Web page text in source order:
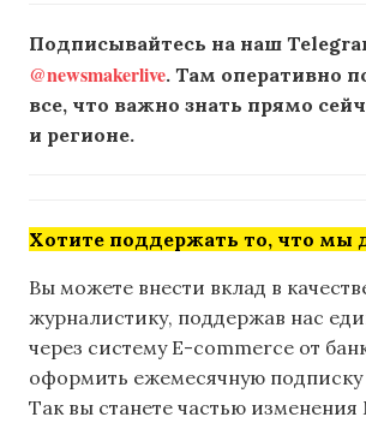
Подписывайтесь на наш
@newsmakerlive. Там оперативно
все, что важно знать прямо
и регионе.
Хотите поддержать то, что мы
Вы можете внести вклад в
журналистику, поддержав нас
через систему E-commerce от
оформить ежемесячную подписку
Так вы станете частью